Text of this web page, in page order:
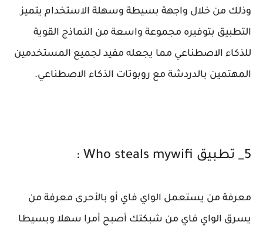
وذلك من خلال واجهة بسيطة وسهلة الاستخدام يتميز
التطبيق بتوفيره مجموعة واسعة من النماذج القوية
للذكاء الاصطناعي مما يجعله مفيد لجميع المستخدمين
المهتمين بالدردشة مع روبوتات الذكاء الاصطناعي.
5_ تطبيق Who steals mywifi :
معرفة من يستعمل الواي فاي أو بالأحرى معرفة من
يسرق الواي فاي من شبكتك أصبح أمرا سهلا وبسيطا